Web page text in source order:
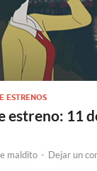
ESTRENOS
estreno: 11
maldito - Dejar un